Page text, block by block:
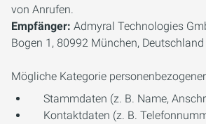
von Anrufen.
Empfänger: Admyral Technologies
Bogen 1, 80992 München, Deutschland
Mögliche Kategorie
Stammdaten (z. B. Name,
Kontaktdaten (z. B.